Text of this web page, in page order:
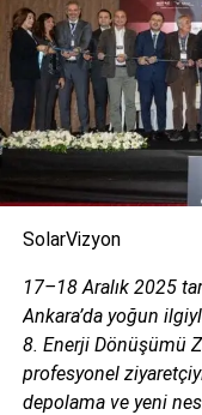
DON'T MISS
Sıfır Enerji Bina
Editör
Türkiye endüstrisine,
MONETA Tanıtım’ın
basılı mecralarda
SolarVizyon
17–18 Aralık 2025
Ankara’da yoğun
8. Enerji Dönüşümü
profesyonel
depolama ve yeni